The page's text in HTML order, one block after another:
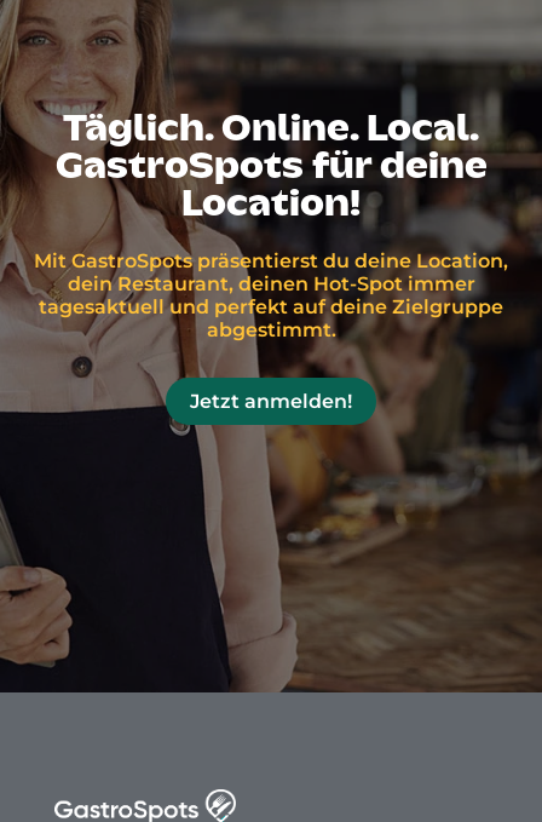
Täglich. Online. Local.
GastroSpots für deine
Location!
Mit GastroSpots präsentierst du deine Location,
dein Restaurant, deinen Hot-Spot immer
tagesaktuell und perfekt auf deine Zielgruppe
abgestimmt.
Jetzt anmelden!